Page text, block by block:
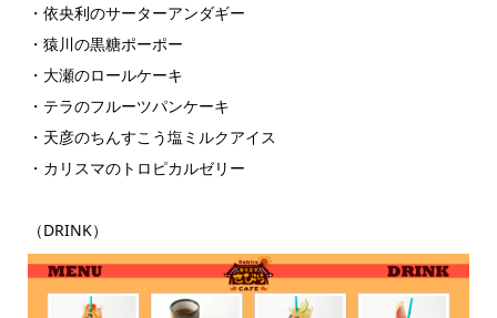
・依央利のサーターアンダギー
・猿川の黒糖ポーポー
・大瀬のロールケーキ
・テラのフルーツパンケーキ
・天彦のちんすこう塩ミルクアイス
・カリスマのトロピカルゼリー
（DRINK）